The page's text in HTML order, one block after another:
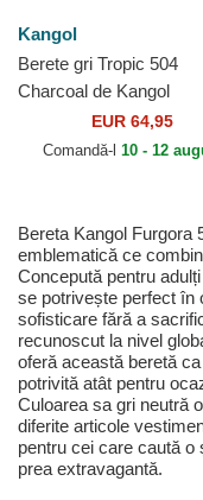
Kangol
Berete gri Tropic 504
Charcoal de Kangol
EUR 64,95
Comandă-l 10 - 12
Bereta Kangol Furgora
emblematică ce
Concepută pentru
se potrivește perfect în
sofisticare fără a
recunoscut la nivel
oferă această beretă
potrivită atât pentru
Culoarea sa gri neutră
diferite articole
pentru cei care caută
prea extravagantă.